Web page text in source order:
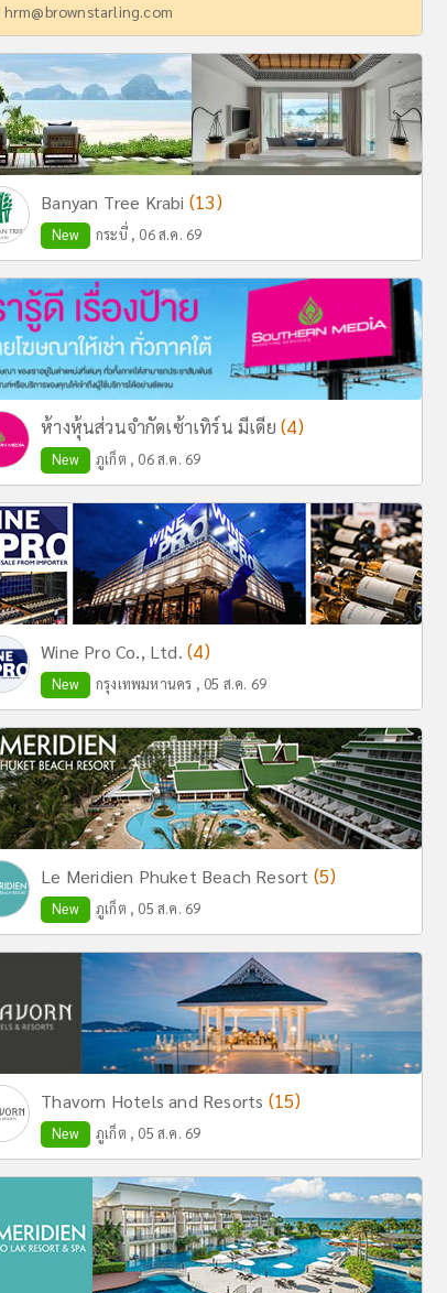
hrm@brownstarling.com
Banyan Tree Krabi (13)
New กระบี่ , 06 ส.ค. 69
ห้างหุ้นส่วนจำกัดเซ้าเทิร์น มีเดีย(4)
New ภูเก็ต , 06 ส.ค. 69
Wine Pro Co., Ltd.(4)
New กรุงเทพมหานคร , 05 ส.ค. 69
Le Meridien Phuket Beach Resort (5)
New ภูเก็ต , 05 ส.ค. 69
Thavorn Hotels and Resorts (15)
New ภูเก็ต , 05 ส.ค. 69